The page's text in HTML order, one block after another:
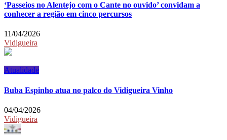
‘Passeios no Alentejo com o Cante no ouvido’ convidam a
conhecer a região em cinco percursos
11/04/2026
Vidigueira
Atualidade
Buba Espinho atua no palco do Vidigueira Vinho
04/04/2026
Vidigueira